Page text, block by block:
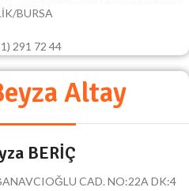
BURSA
291 72 44
Altay
BERİÇ
CAD. NO:22A DK:4